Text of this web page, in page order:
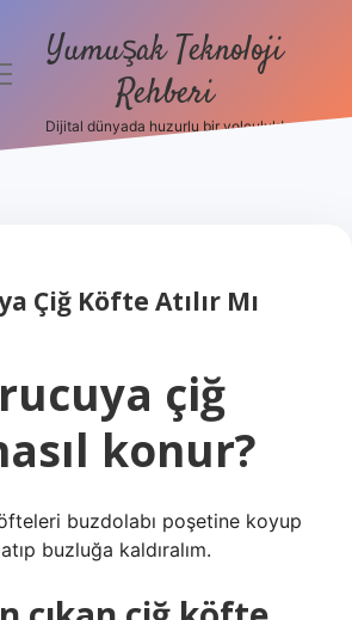
Yumuşak Teknoloji
Rehberi
Dijital dünyada huzurlu bir yolculuk!
Çiğ Köfte Atılır Mı
çiğ
konur?
buzdolabı poşetine koyup
buzluğa kaldıralım.